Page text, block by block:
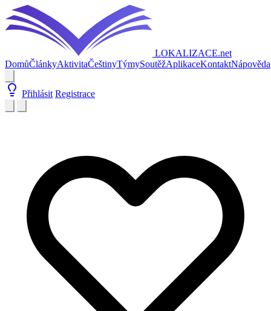
LOKALIZACE.net
DomůČlánkyAktivitaČeštinyTýmySoutěžAplikaceKontaktNápověda
Přihlásit Registrace